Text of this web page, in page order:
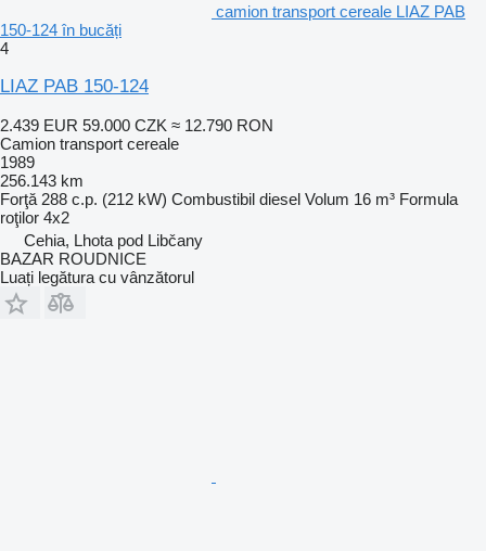
camion transport cereale LIAZ PAB
150-124 în bucăți
4
LIAZ PAB 150-124
2.439 EUR 59.000 CZK ≈ 12.790 RON
Camion transport cereale
1989
256.143 km
Forţă 288 c.p. (212 kW) Combustibil diesel Volum 16 m³ Formula
roţilor 4x2
Cehia, Lhota pod Libčany
BAZAR ROUDNICE
Luați legătura cu vânzătorul